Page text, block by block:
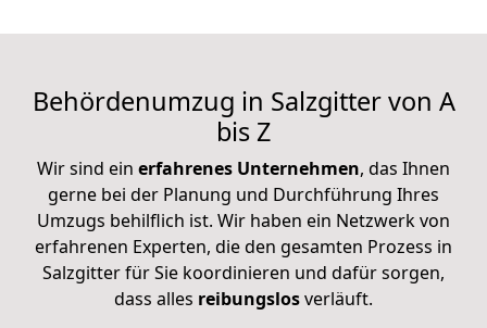
Behördenumzug in Salzgitter von A
bis Z
Wir sind ein erfahrenes Unternehmen, das Ihnen
gerne bei der Planung und Durchführung Ihres
Umzugs behilflich ist. Wir haben ein Netzwerk von
erfahrenen Experten, die den gesamten Prozess in
Salzgitter für Sie koordinieren und dafür sorgen,
dass alles reibungslosverläuft.